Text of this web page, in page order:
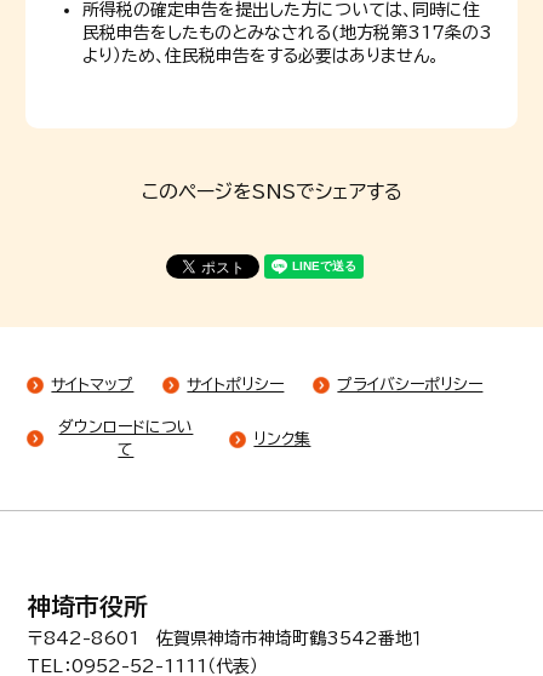
所得税の確定申告を提出した方については、同時に住
民税申告をしたものとみなされる(地方税第317条の3
より）ため、住民税申告をする必要はありません。
このページをSNSでシェアする
サイトマップ サイトポリシー プライバシーポリシー
ダウンロードについ
て
リンク集
神埼市役所
〒842-8601 佐賀県神埼市神埼町鶴3542番地１
TEL：0952-52-1111（代表）